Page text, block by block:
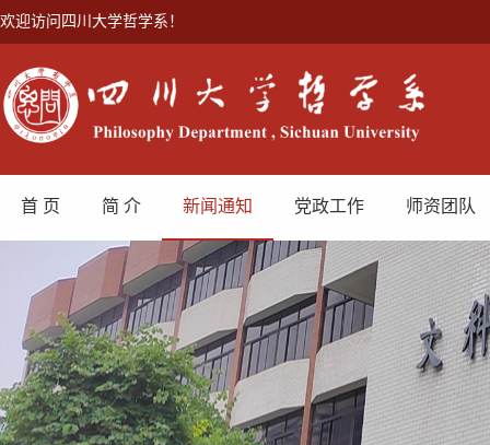
欢迎访问四川大学哲学系！
首 页 简 介 新闻通知 党政工作 师资团队